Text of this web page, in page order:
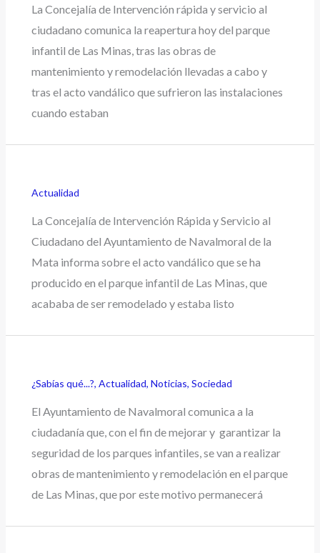
La Concejalía de Intervención rápida y servicio al
ciudadano comunica la reapertura hoy del parque
infantil de Las Minas, tras las obras de
mantenimiento y remodelación llevadas a cabo y
tras el acto vandálico que sufrieron las instalaciones
cuando estaban
Actualidad
La Concejalía de Intervención Rápida y Servicio al
Ciudadano del Ayuntamiento de Navalmoral de la
Mata informa sobre el acto vandálico que se ha
producido en el parque infantil de Las Minas, que
acababa de ser remodelado y estaba listo
¿Sabías qué...?,Actualidad,Noticias,Sociedad
El Ayuntamiento de Navalmoral comunica a la
ciudadanía que, con el fin de mejorar y garantizar la
seguridad de los parques infantiles, se van a realizar
obras de mantenimiento y remodelación en el parque
de Las Minas, que por este motivo permanecerá